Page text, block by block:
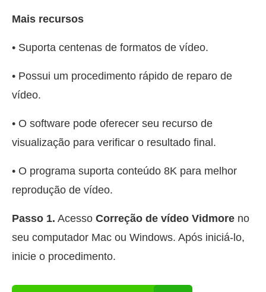
Mais recursos
• Suporta centenas de formatos de vídeo.
• Possui um procedimento rápido de reparo de
vídeo.
• O software pode oferecer seu recurso de
visualização para verificar o resultado final.
• O programa suporta conteúdo 8K para melhor
reprodução de vídeo.
Passo 1. Acesso Correção de vídeo Vidmore no
seu computador Mac ou Windows. Após iniciá-lo,
inicie o procedimento.